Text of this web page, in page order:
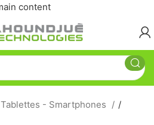
content
- Smartphones
/